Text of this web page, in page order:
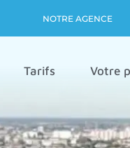
NOTRE AGENCE
Tarifs Votre